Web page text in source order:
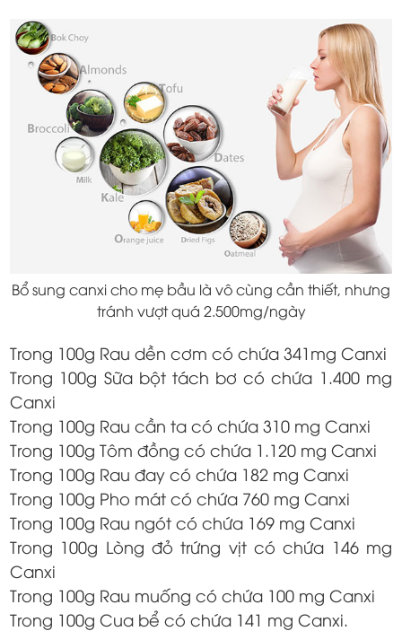
Bổ sung canxi cho mẹ bầu là vô cùng cần thiết, nhưng
tránh vượt quá 2.500mg/ngày
Trong 100g Rau dền cơm có chứa 341mg Canxi
Trong 100g Sữa bột tách bơ có chứa 1.400 mg
Canxi
Trong 100g Rau cần ta có chứa 310 mg Canxi
Trong 100g Tôm đồng có chứa 1.120 mg Canxi
Trong 100g Rau đay có chứa 182 mg Canxi
Trong 100g Pho mát có chứa 760 mg Canxi
Trong 100g Rau ngót có chứa 169 mg Canxi
Trong 100g Lòng đỏ trứng vịt có chứa 146 mg
Canxi
Trong 100g Rau muống có chứa 100 mg Canxi
Trong 100g Cua bể có chứa 141 mg Canxi.